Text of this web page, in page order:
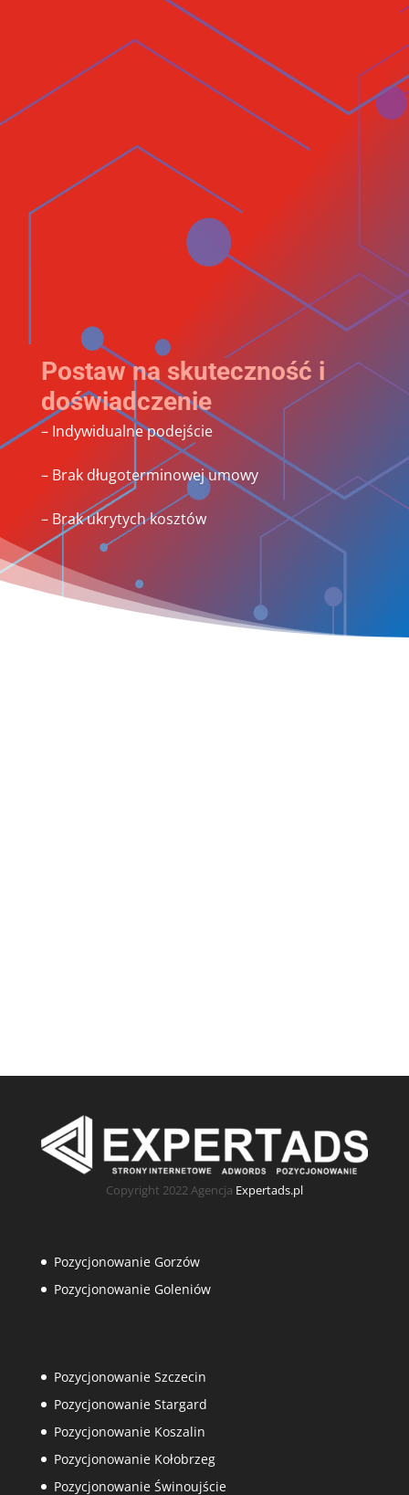
Postaw na skuteczność i
doświadczenie
– Indywidualne podejście
– Brak długoterminowej umowy
– Brak ukrytych kosztów
Copyright 2022 Agencja Expertads.pl
Pozycjonowanie Gorzów
Pozycjonowanie Goleniów
Pozycjonowanie Szczecin
Pozycjonowanie Stargard
Pozycjonowanie Koszalin
Pozycjonowanie Kołobrzeg
Pozycjonowanie Świnoujście